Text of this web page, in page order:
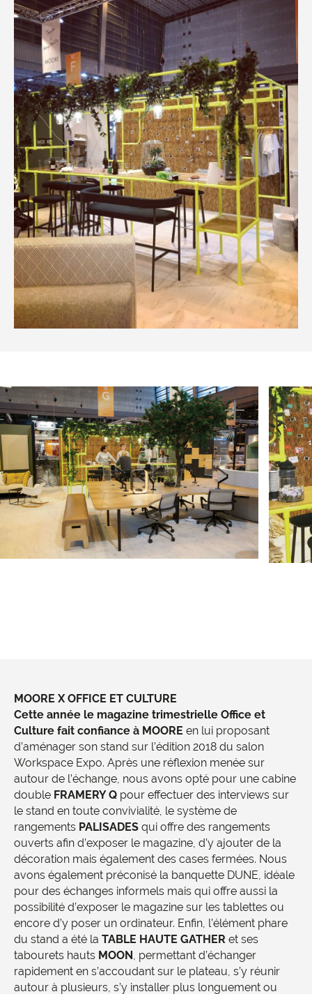
MOORE X OFFICE ET CULTURE
Cette année le magazine trimestrielle Office et
Culture fait confiance à MOORE en lui proposant
d’aménager son stand sur l’édition 2018 du salon
Workspace Expo. Après une réflexion menée sur
autour de l’échange, nous avons opté pour une cabine
double FRAMERY Q pour effectuer des interviews sur
le stand en toute convivialité, le système de
rangements PALISADES qui offre des rangements
ouverts afin d’exposer le magazine, d’y ajouter de la
décoration mais également des cases fermées. Nous
avons également préconisé la banquette DUNE, idéale
pour des échanges informels mais qui offre aussi la
possibilité d’exposer le magazine sur les tablettes ou
encore d’y poser un ordinateur. Enfin, l’élément phare
du stand a été la TABLE HAUTE GATHER et ses
tabourets hauts MOON , permettant d’échanger
rapidement en s’accoudant sur le plateau, s’y réunir
autour à plusieurs, s’y installer plus longuement ou